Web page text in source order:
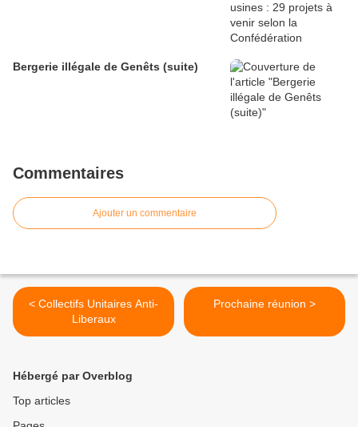
Bergerie illégale de Genêts (suite)
Commentaires
Ajouter un commentaire
< Collectifs Unitaires Anti-
Liberaux
Prochaine réunion >
Hébergé par Overblog
Top articles